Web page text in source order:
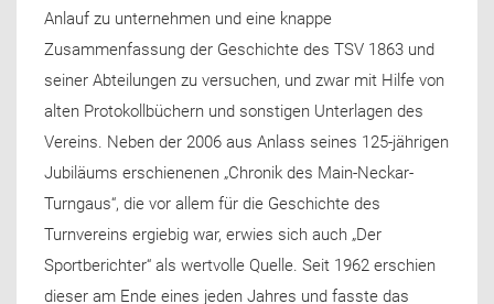
Anlauf zu unternehmen und eine knappe
Zusammenfassung der Geschichte des TSV 1863 und
seiner Abteilungen zu versuchen, und zwar mit Hilfe von
alten Protokollbüchern und sonstigen Unterlagen des
Vereins. Neben der 2006 aus Anlass seines 125-jährigen
Jubiläums erschienenen „Chronik des Main-Neckar-
Turngaus“, die vor allem für die Geschichte des
Turnvereins ergiebig war, erwies sich auch „Der
Sportberichter“ als wertvolle Quelle. Seit 1962 erschien
dieser am Ende eines jeden Jahres und fasste das